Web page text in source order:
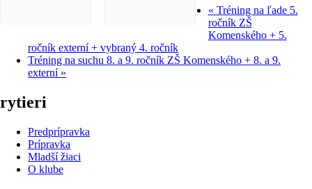
« Tréning na ľade 5.
ročník ZŠ
Komenského + 5.
ročník externí + vybraný 4. ročník
Tréning na suchu 8. a 9. ročník ZŠ Komenského + 8. a 9.
externí »
rytieri
Predprípravka
Prípravka
Mladší žiaci
O klube